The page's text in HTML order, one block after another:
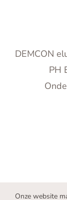
DEMCON
PH
Onze website